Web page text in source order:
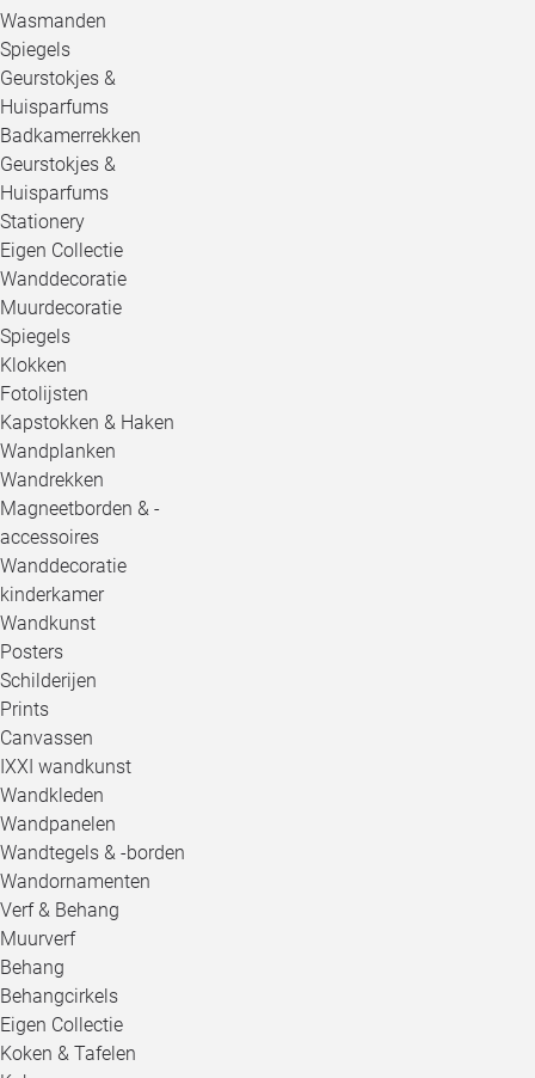
Wasmanden
Spiegels
Geurstokjes &
Huisparfums
Badkamerrekken
Geurstokjes &
Huisparfums
Stationery
Eigen Collectie
Wanddecoratie
Muurdecoratie
Spiegels
Klokken
Fotolijsten
Kapstokken & Haken
Wandplanken
Wandrekken
Magneetborden & -
accessoires
Wanddecoratie
kinderkamer
Wandkunst
Posters
Schilderijen
Prints
Canvassen
IXXI wandkunst
Wandkleden
Wandpanelen
Wandtegels & -borden
Wandornamenten
Verf & Behang
Muurverf
Behang
Behangcirkels
Eigen Collectie
Koken & Tafelen